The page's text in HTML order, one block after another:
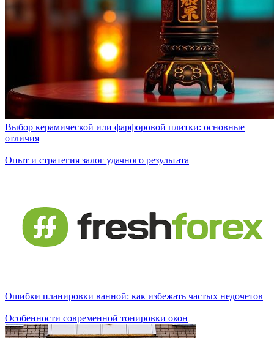
Выбор керамической или фарфоровой плитки: основные
отличия
Опыт и стратегия залог удачного результата
Ошибки планировки ванной: как избежать частых недочетов
Особенности современной тонировки окон